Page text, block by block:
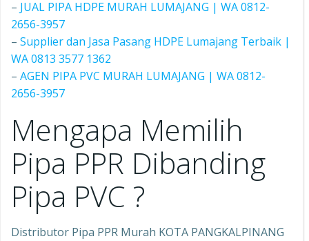
– JUAL PIPA HDPE MURAH LUMAJANG | WA 0812-
2656-3957
– Supplier dan Jasa Pasang HDPE Lumajang Terbaik |
WA 0813 3577 1362
– AGEN PIPA PVC MURAH LUMAJANG | WA 0812-
2656-3957
Mengapa Memilih
Pipa PPR Dibanding
Pipa PVC ?
Distributor Pipa PPR Murah KOTA PANGKALPINANG